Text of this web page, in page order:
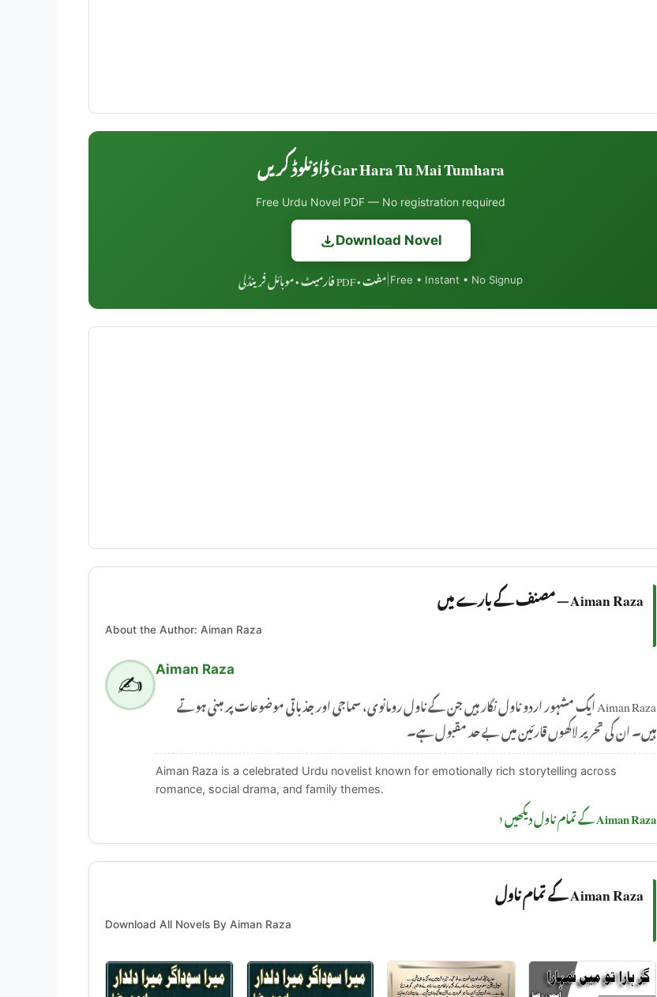
Gar Hara Tu Mai Tumhara ڈاؤنلوڈ کریں
Free Urdu Novel PDF — No registration required
Download Novel
مفت • PDF فارمیٹ • موبائل فرینڈلی Free • Instant • No Signup
Aiman Raza — مصنف کے بارے میں
About the Author: Aiman Raza
✍️
Aiman Raza
Aiman Raza ایک مشہور اردو ناول نگار ہیں جن کے ناول رومانوی، سماجی اور جذباتی موضوعات پر مبنی ہوتے
ہیں۔ ان کی تحریر لاکھوں قارئین میں بے حد مقبول ہے۔
Aiman Raza is a celebrated Urdu novelist known for emotionally rich storytelling across
romance, social drama, and family themes.
Aiman Raza کے تمام ناول دیکھیں ‹
Aiman Raza کے تمام ناول
Download All Novels By Aiman Raza